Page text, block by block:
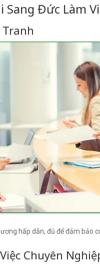
Đức Làm
hấp dẫn, đủ để đảm bảo
Chuyên